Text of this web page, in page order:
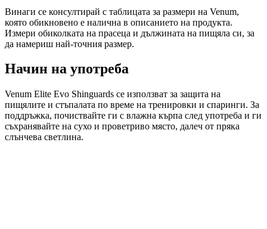
Винаги се консултирай с таблицата за размери на Venum,
която обикновено е налична в описанието на продукта.
Измери обиколката на прасеца и дължината на пищяла си, за
да намериш най-точния размер.
Начин на употреба
Venum Elite Evo Shinguards се използват за защита на
пищялите и стъпалата по време на тренировки и спаринги. За
поддръжка, почиствайте ги с влажна кърпа след употреба и ги
съхранявайте на сухо и проветриво място, далеч от пряка
слънчева светлина.